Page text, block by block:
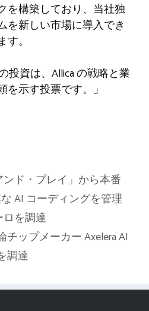
を構築しており、当社独
を新しい市場に導入でき
。
投資は、Allica の戦略と業
示す投票です。」
ンド・プレイ」から本番
AI コーディングを管理
ロを調達
チップメーカー Axelera AI
調達